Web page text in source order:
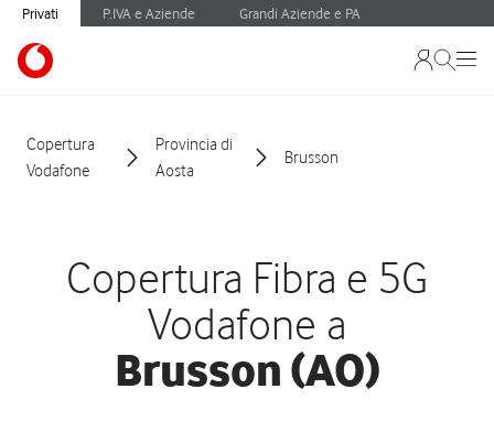
Privati P.IVA e Aziende Grandi Aziende e PA
Copertura
Vodafone
Provincia di
Aosta
Brusson
Copertura Fibra e 5G
Vodafone a
Brusson (AO)